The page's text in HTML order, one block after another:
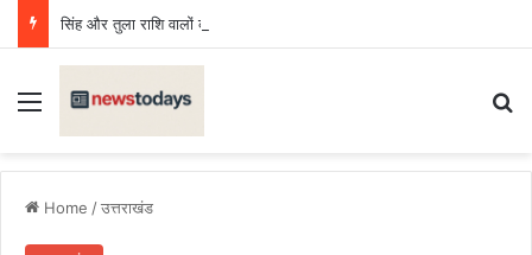
Menu
Home /उत्तराखंड